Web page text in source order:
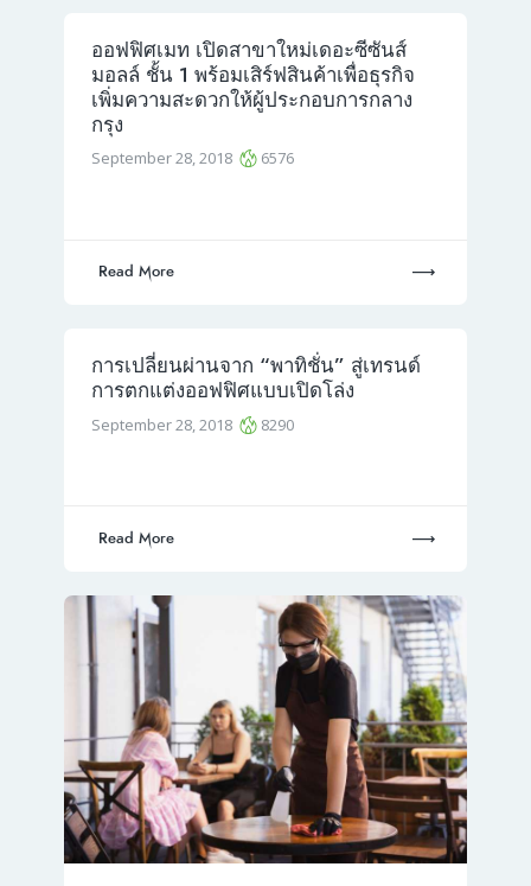
ออฟฟิศเมท เปิดสาขาใหม่เดอะซีซันส์
มอลล์ ชั้น 1 พร้อมเสิร์ฟสินค้าเพื่อธุรกิจ
เพิ่มความสะดวกให้ผู้ประกอบการกลาง
กรุง
September 28, 2018 6576
Read More
การเปลี่ยนผ่านจาก “พาทิชั่น” สู่เทรนด์
การตกแต่งออฟฟิศแบบเปิดโล่ง
September 28, 2018 8290
Read More